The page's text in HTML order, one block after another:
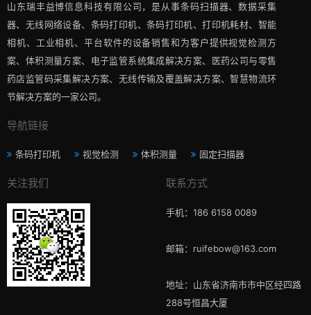
山东瑞丰益博信息科技有限公司，是从事条码扫描器、数据采集
器、无线网络设备、条码打印机、条码打印机、打印机耗材、智能
相机、工业相机、平台软件的设备销售和为客户提供视觉检测方
案、体积测量方案、电子监管系统集成解决方案、医药公司与零售
药店监管码采集解决方案、无线传输及覆盖解决方案、智慧物流环
节解决方案的一家公司。
导航链接
条码打印机 视觉检测 体积测量 固定扫描器
关注我们 联系方式
手机：186 6158 0089
邮箱：ruifebow@163.com
地址：山东省济南市市中区经四路
288号恒昌大厦